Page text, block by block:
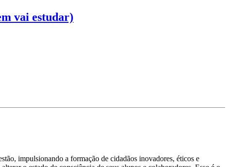
vai estudar)
impulsionando a formação de cidadãos inovadores, éticos e